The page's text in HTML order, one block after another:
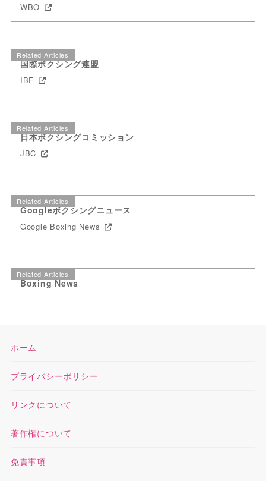
WBO
Related Articles
国際ボクシング連盟
IBF
Related Articles
日本ボクシングコミッション
JBC
Related Articles
Googleボクシングニュース
Google Boxing News
Related Articles
Boxing News
ホーム
プライバシーポリシー
リンクについて
著作権について
免責事項